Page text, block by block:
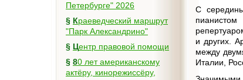
Петербурге" 2026
§ Краеведческий маршрут
"Парк Александрино"
§
Центр правовой помощи
§ 80 лет американскому
актёру, кинорежиссёру,
С
и других.
между
Италии,